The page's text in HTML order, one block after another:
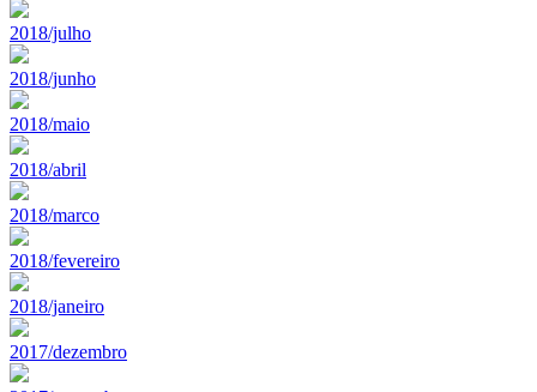
2018/julho
2018/junho
2018/maio
2018/abril
2018/marco
2018/fevereiro
2018/janeiro
2017/dezembro